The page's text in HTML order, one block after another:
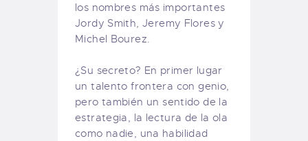
los nombres más importantes
Jordy Smith, Jeremy Flores y
Michel Bourez.
¿Su secreto? En primer lugar
un talento frontera con genio,
pero también un sentido de la
estrategia, la lectura de la ola
como nadie, una habilidad